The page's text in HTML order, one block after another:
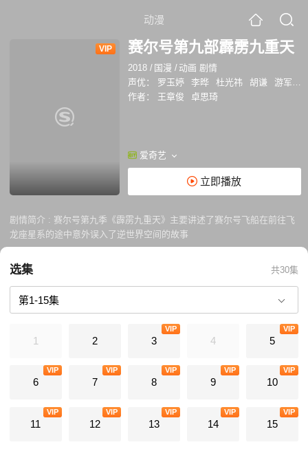
动漫
VIP 赛尔号第九部霹雳九重天
2018 / 国漫 / 动画 剧情
声优：
罗玉婷 李晔 杜光祎 胡谦 游军
作者：
王章俊 卓思琦
爱奇艺
立即播放
剧情简介 : 赛尔号第九季《霹雳九重天》主要讲述了赛尔号飞船在前往飞
龙座星系的途中意外误入了逆世界空间的故事
选集 共30集
1 2 3
VIP
4 5
VIP
6
VIP
7
VIP
8
VIP
9
VIP
10
VIP
11
VIP
12
VIP
13
VIP
14
VIP
15
VIP